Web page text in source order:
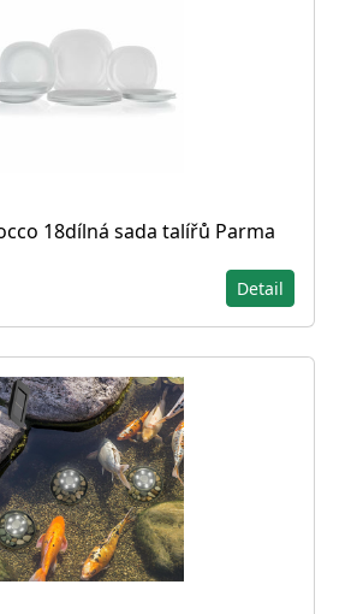
18dílná sada talířů Parma
Detail